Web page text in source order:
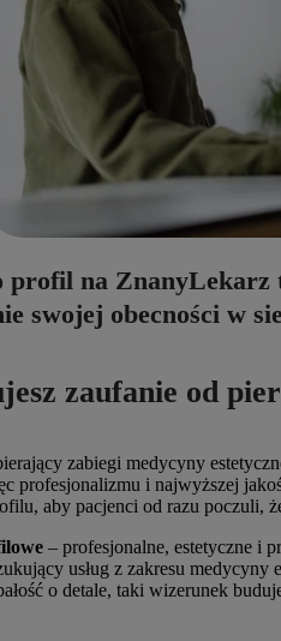
profil na ZnanyLekarz
swojej obecności w
zaufanie od
zabiegi medycyny
profesjonalizmu i najwyższej
aby pacjenci od razu poczuli,
– profesjonalne, estetyczne i
usług z zakresu
o detale, taki wizerunek